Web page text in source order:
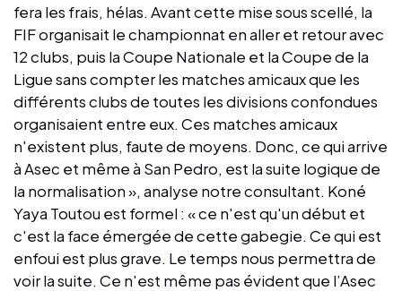
fera les frais, hélas. Avant cette mise sous scellé, la
FIF organisait le championnat en aller et retour avec
12 clubs, puis la Coupe Nationale et la Coupe de la
Ligue sans compter les matches amicaux que les
différents clubs de toutes les divisions confondues
organisaient entre eux. Ces matches amicaux
n'existent plus, faute de moyens. Donc, ce qui arrive
à Asec et même à San Pedro, est la suite logique de
la normalisation », analyse notre consultant. Koné
Yaya Toutou est formel : « ce n'est qu'un début et
c'est la face émergée de cette gabegie. Ce qui est
enfoui est plus grave. Le temps nous permettra de
voir la suite. Ce n'est même pas évident que l’Asec